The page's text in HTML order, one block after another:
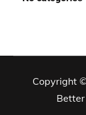
Copyright